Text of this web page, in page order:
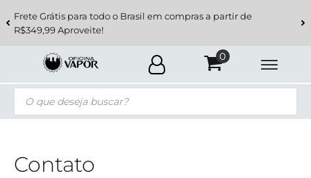
Frete Grátis para todo o Brasil em compras a partir de
R$349,99 Aproveite!
Pesquisar
produtos
Contato